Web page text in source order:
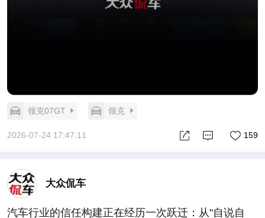
领克07GT 领克
2026-07-24 17:47:11 159
大众侃车
汽车行业的信任构建正在经历一次跃迁：从"自说自